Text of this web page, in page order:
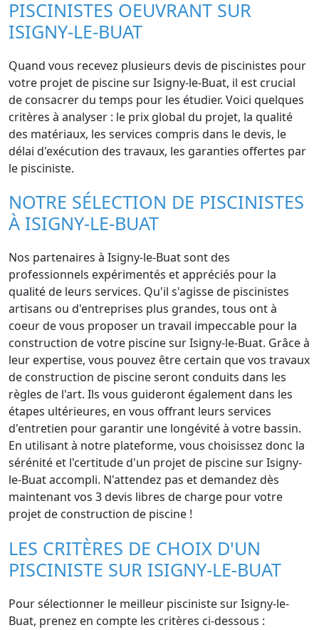
PISCINISTES OEUVRANT SUR
ISIGNY-LE-BUAT
Quand vous recevez plusieurs devis de piscinistes pour
votre projet de piscine sur Isigny-le-Buat, il est crucial
de consacrer du temps pour les étudier. Voici quelques
critères à analyser : le prix global du projet, la qualité
des matériaux, les services compris dans le devis, le
délai d'exécution des travaux, les garanties offertes par
le pisciniste.
NOTRE SÉLECTION DE PISCINISTES
À ISIGNY-LE-BUAT
Nos partenaires à Isigny-le-Buat sont des
professionnels expérimentés et appréciés pour la
qualité de leurs services. Qu'il s'agisse de piscinistes
artisans ou d'entreprises plus grandes, tous ont à
coeur de vous proposer un travail impeccable pour la
construction de votre piscine sur Isigny-le-Buat. Grâce à
leur expertise, vous pouvez être certain que vos travaux
de construction de piscine seront conduits dans les
règles de l'art. Ils vous guideront également dans les
étapes ultérieures, en vous offrant leurs services
d'entretien pour garantir une longévité à votre bassin.
En utilisant à notre plateforme, vous choisissez donc la
sérénité et l'certitude d'un projet de piscine sur Isigny-
le-Buat accompli. N'attendez pas et demandez dès
maintenant vos 3 devis libres de charge pour votre
projet de construction de piscine !
LES CRITÈRES DE CHOIX D'UN
PISCINISTE SUR ISIGNY-LE-BUAT
Pour sélectionner le meilleur pisciniste sur Isigny-le-
Buat, prenez en compte les critères ci-dessous :